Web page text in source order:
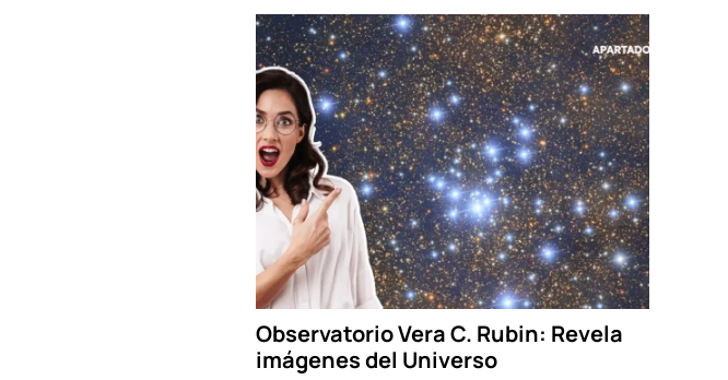
Observatorio Vera C. Rubin: Revela
imágenes del Universo